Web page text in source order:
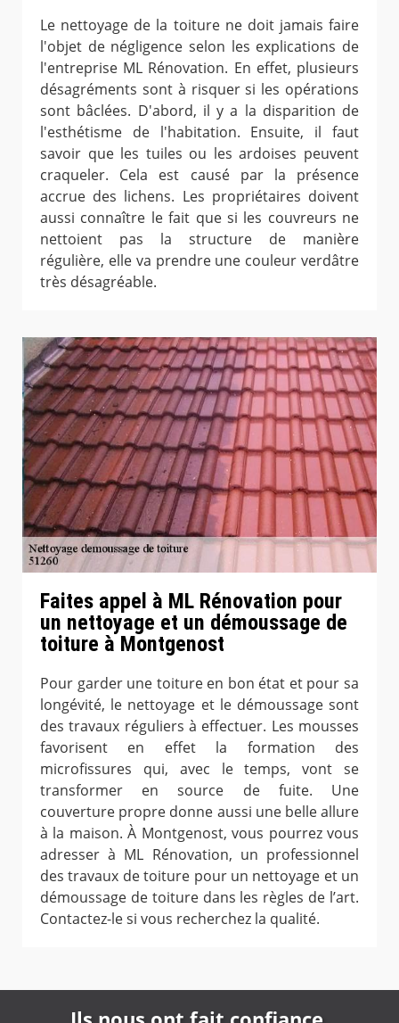
Le nettoyage de la toiture ne doit jamais faire
l'objet de négligence selon les explications de
l'entreprise ML Rénovation. En effet, plusieurs
désagréments sont à risquer si les opérations
sont bâclées. D'abord, il y a la disparition de
l'esthétisme de l'habitation. Ensuite, il faut
savoir que les tuiles ou les ardoises peuvent
craqueler. Cela est causé par la présence
accrue des lichens. Les propriétaires doivent
aussi connaître le fait que si les couvreurs ne
nettoient pas la structure de manière
régulière, elle va prendre une couleur verdâtre
très désagréable.
Faites appel à ML Rénovation pour
un nettoyage et un démoussage de
toiture à Montgenost
Pour garder une toiture en bon état et pour sa
longévité, le nettoyage et le démoussage sont
des travaux réguliers à effectuer. Les mousses
favorisent en effet la formation des
microfissures qui, avec le temps, vont se
transformer en source de fuite. Une
couverture propre donne aussi une belle allure
à la maison. À Montgenost, vous pourrez vous
adresser à ML Rénovation, un professionnel
des travaux de toiture pour un nettoyage et un
démoussage de toiture dans les règles de l’art.
Contactez-le si vous recherchez la qualité.